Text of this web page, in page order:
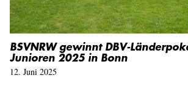
BSVNRW gewinnt DBV-
Junioren 2025 in Bonn
12. Juni 2025